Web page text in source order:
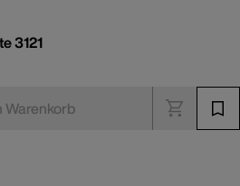
3121
Warenkorb